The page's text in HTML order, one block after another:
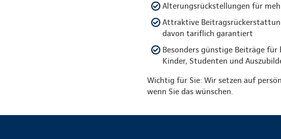
Alterungsrückstellungen für
Attraktive
davon tariflich garantiert
Besonders günstige Beiträge
Kinder, Studenten und
Wichtig für Sie: Wir setzen auf
wenn Sie das wünschen.